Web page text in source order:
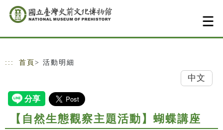
跳到主要內容
網站導覽
::: 首頁 > 活動明細
中文
【自然生態觀察主題活動】蝴蝶講座